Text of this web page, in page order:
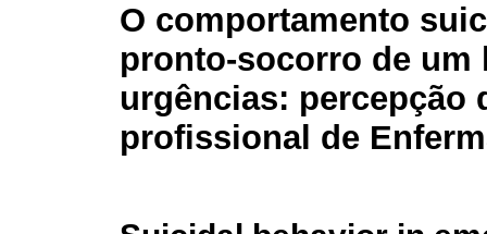
O comportamento
pronto-socorro de um
urgências: percepção
profissional de